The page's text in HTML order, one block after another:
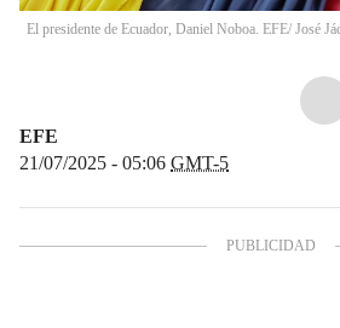
El presidente de Ecuador, Daniel Noboa. EFE/ José
EFE
21/07/2025 - 05:06 GMT-5